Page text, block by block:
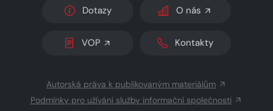
Dotazy O nás
VOP Kontakty
Autorská práva k publikovaným materiálům
Podmínky pro užívání služby informační společnosti